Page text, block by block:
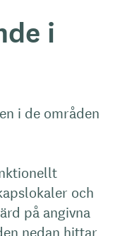
i
i de områden
och
på angivna
nedan hittar